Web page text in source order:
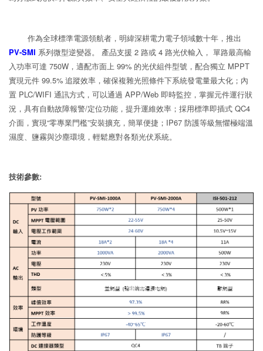
作為全球標準電源領航者，明緯深耕電力電子領域數十年，推出
PV-SMI 系列微型逆變器。 產品支援 2 路或 4 路光伏輸入， 單路最高輸
入功率可達 750W，適配市面上 99% 的光伏組件型號，配合獨立 MPPT
實現元件 99.5% 追蹤效率，確保複雜光照條件下系統發電量最大化；內
置 PLC/WIFI 通訊方式，可以通過 APP/Web 即時監控，掌握元件運行狀
況，具有自動故障報警/定位功能，提升運維效率；採用標準即插式 QC4
介面，實現“零專業門檻”安裝擴充，簡單便捷；IP67 防護等級無懼極端溫
濕度、鹽霧與沙塵環境，輕鬆應對各類光伏系統。
技術參數: